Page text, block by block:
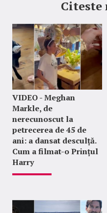
VIDEO - Meghan
Markle, de
nerecunoscut la
petrecerea de 45 de
ani: a dansat desculță.
Cum a filmat-o Prințul
Harry